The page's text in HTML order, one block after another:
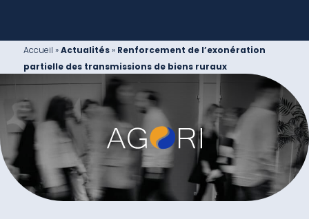
Accueil »Actualités» Renforcement de l’exonération
partielle des transmissions de biens ruraux